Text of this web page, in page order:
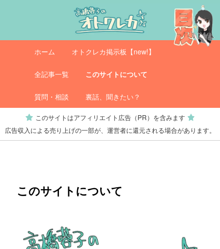
へ
動
オトクレカ
ュ
ホーム オトクレカ掲示板【new!】
全記事一覧 このサイトについて
質問・相談 裏話、聞きたい？
このサイトはアフィリエイト広告（PR）を含みます
広告収入による売り上げの一部が、運営者に還元される場合があります。
このサイトについて